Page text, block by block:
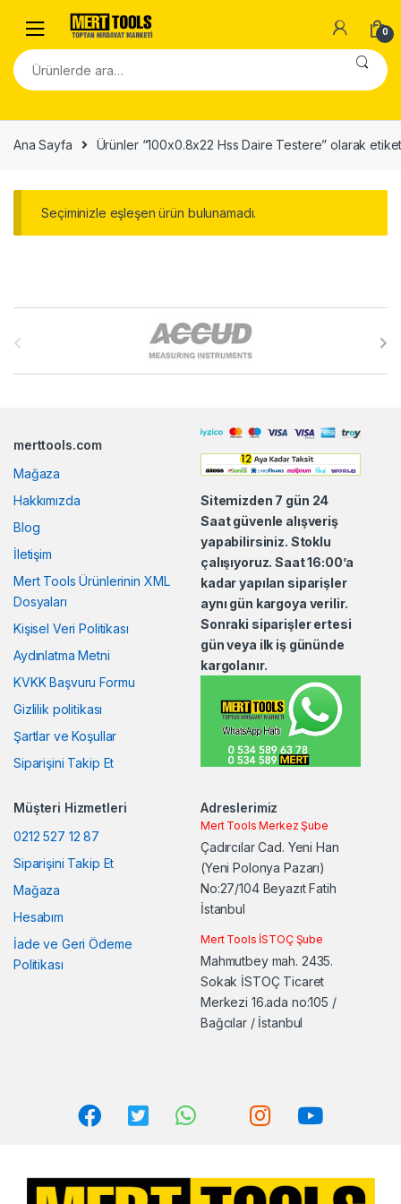
Skip to navigation
Skip to content
0
Ara:
Ana Sayfa Ürünler “100x0.8x22 Hss Daire Testere” olarak
Seçiminizle eşleşen ürün bulunamadı.
C
merttools.com
Mağaza
Hakkımızda
Blog
İletişim
Mert Tools Ürünlerinin XML
Dosyaları
Kişisel Veri Politikası
Aydınlatma Metni
KVKK Başvuru Formu
Gizlilik politikası
Şartlar ve Koşullar
Siparişini Takip Et
Sitemizden 7 gün 24
Saat güvenle alışveriş
yapabilirsiniz. Stoklu
çalışıyoruz. Saat 16:00’a
kadar yapılan siparişler
aynı gün kargoya verilir.
Sonraki siparişler ertesi
gün veya ilk iş gününde
kargolanır.
Müşteri Hizmetleri
0212 527 12 87
Siparişini Takip Et
Mağaza
Hesabım
İade ve Geri Ödeme
Politikası
Adreslerimiz
Mert Tools Merkez Şube
Çadırcılar Cad. Yeni Han
(Yeni Polonya Pazarı)
No:27/104 Beyazıt Fatih
İstanbul
Mert Tools İSTOÇ Şube
Mahmutbey mah. 2435.
Sokak İSTOÇ Ticaret
Merkezi 16.ada no:105 /
Bağcılar / İstanbul